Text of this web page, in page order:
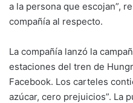
a la persona que escojan”,
compañía al respecto.
La compañía lanzó la
estaciones del tren de
Facebook. Los carteles
azúcar, cero prejuicios”. La